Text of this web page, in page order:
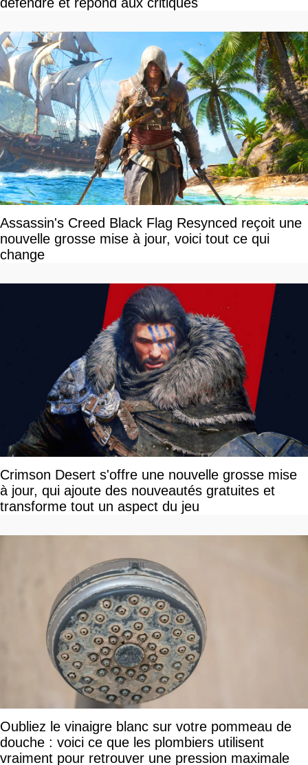
Assassin's Creed Black Flag Resynced reçoit une
nouvelle grosse mise à jour, voici tout ce qui
change
Crimson Desert s'offre une nouvelle grosse mise
à jour, qui ajoute des nouveautés gratuites et
transforme tout un aspect du jeu
Oubliez le vinaigre blanc sur votre pommeau de
douche : voici ce que les plombiers utilisent
vraiment pour retrouver une pression maximale